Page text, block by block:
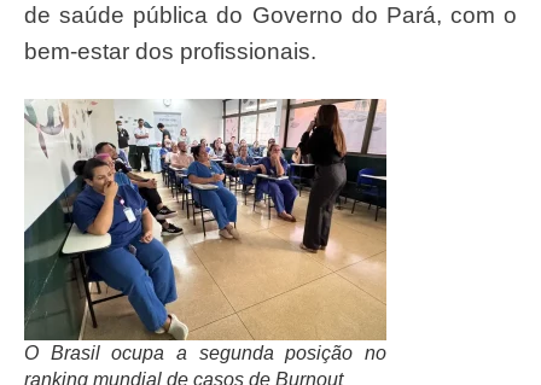
de saúde pública do Governo do Pará, com o
bem-estar dos profissionais.
O Brasil ocupa a segunda posição no
ranking mundial de casos de Burnout